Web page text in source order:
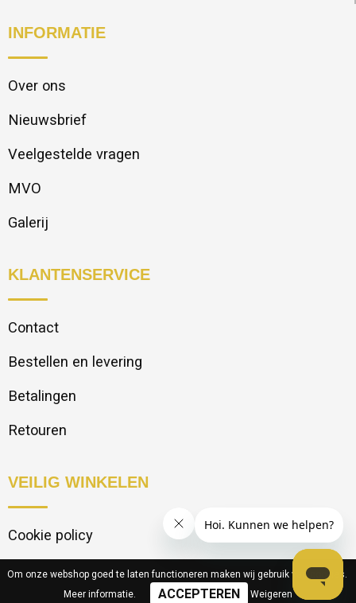
INFORMATIE
Over ons
Nieuwsbrief
Veelgestelde vragen
MVO
Galerij
KLANTENSERVICE
Contact
Bestellen en levering
Betalingen
Retouren
VEILIG WINKELEN
Cookie policy
Privacy statement
Om onze webshop goed te laten functioneren maken wij gebruik van cookies.
Meer informatie
Weigeren